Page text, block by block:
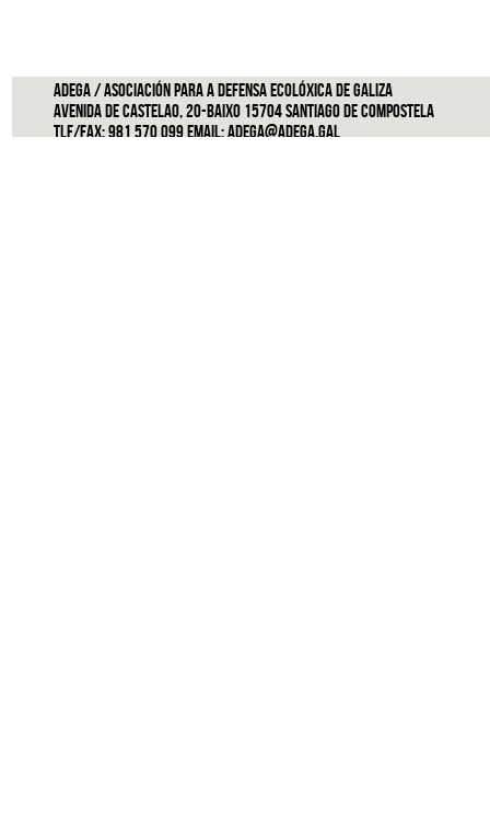
ADEGA / Asociación para a defensa ecolóxica de Galiza
Avenida de Castelao, 20-Baixo 15704 Santiago de Compostela
Tlf/Fax: 981 570 099 Email:adega@adega.gal